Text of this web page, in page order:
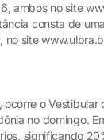
ambos no site
consta de
no site
o
no domingo.
significando